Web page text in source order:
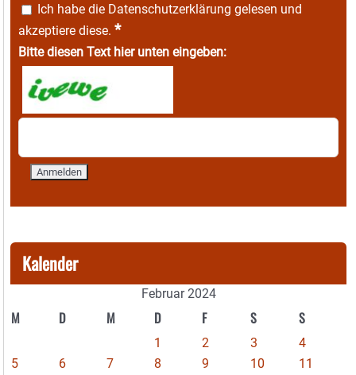
Ich habe die Datenschutzerklärung gelesen und
akzeptiere diese. *
Bitte diesen Text hier unten eingeben:
Kalender
Februar 2024
M D M D F S S
1 2 3
4
5
6 7 8 9 10
11